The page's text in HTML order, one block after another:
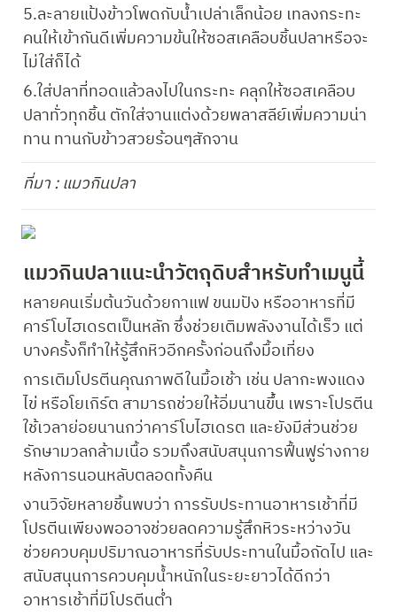
5.ละลายแป้งข้าวโพดกับน้ำเปล่าเล็กน้อย เทลงกระทะ
คนให้เข้ากันดีเพิ่มความข้นให้ซอสเคลือบชิ้นปลาหรือจะ
ไม่ใส่ก็ได้
6.ใส่ปลาที่ทอดแล้วลงไปในกระทะ คลุกให้ซอสเคลือบ
ปลาทั่วทุกชิ้น ตักใส่จานแต่งด้วยพลาสลีย์เพิ่มความน่า
ทาน ทานกับข้าวสวยร้อนๆสักจาน
ที่มา : แมวกินปลา
แมวกินปลาแนะนำวัตถุดิบสำหรับทำเมนูนี้
หลายคนเริ่มต้นวันด้วยกาแฟ ขนมปัง หรืออาหารที่มี
คาร์โบไฮเดรตเป็นหลัก ซึ่งช่วยเติมพลังงานได้เร็ว แต่
บางครั้งก็ทำให้รู้สึกหิวอีกครั้งก่อนถึงมื้อเที่ยง
การเติมโปรตีนคุณภาพดีในมื้อเช้า เช่น ปลากะพงแดง
ไข่ หรือโยเกิร์ต สามารถช่วยให้อิ่มนานขึ้น เพราะโปรตีน
ใช้เวลาย่อยนานกว่าคาร์โบไฮเดรต และยังมีส่วนช่วย
รักษามวลกล้ามเนื้อ รวมถึงสนับสนุนการฟื้นฟูร่างกาย
หลังการนอนหลับตลอดทั้งคืน
งานวิจัยหลายชิ้นพบว่า การรับประทานอาหารเช้าที่มี
โปรตีนเพียงพออาจช่วยลดความรู้สึกหิวระหว่างวัน
ช่วยควบคุมปริมาณอาหารที่รับประทานในมื้อถัดไป และ
สนับสนุนการควบคุมน้ำหนักในระยะยาวได้ดีกว่า
อาหารเช้าที่มีโปรตีนต่ำ